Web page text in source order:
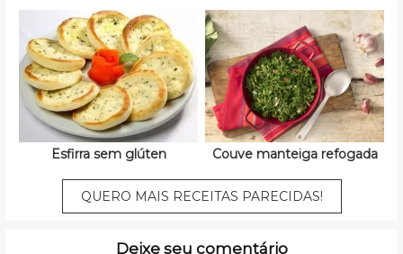
Esfirra sem glúten Couve manteiga refogada
QUERO MAIS RECEITAS PARECIDAS!
Deixe seu comentário